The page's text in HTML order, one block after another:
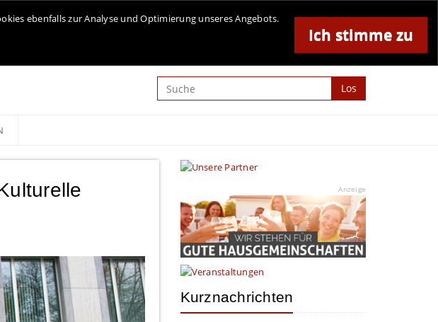
Online-Magazin für Minden und Umgebung
Ich stimme zu
ebenfalls zur Analyse und Optimierung unseres Angebots.
Anzeige
Los
Anzeige
Kurznachrichten